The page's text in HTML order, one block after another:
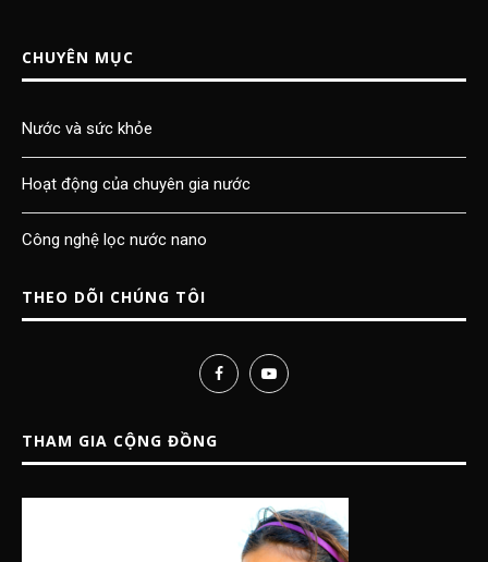
CHUYÊN MỤC
Nước và sức khỏe
Hoạt động của chuyên gia nước
Công nghệ lọc nước nano
THEO DÕI CHÚNG TÔI
THAM GIA CỘNG ĐỒNG